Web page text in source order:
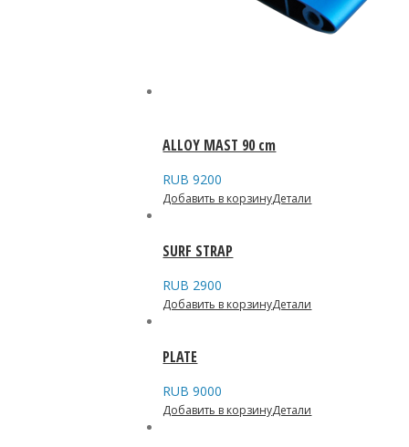
ALLOY MAST 90 cm
RUB 9200
Добавить в корзинуДетали
SURF STRAP
RUB 2900
Добавить в корзинуДетали
PLATE
RUB 9000
Добавить в корзинуДетали